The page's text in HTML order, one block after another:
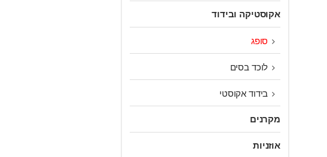
אקוסטיקה ובידוד
סופג
לוכד בסים
בידוד אקוסטי
מקרנים
אוזניות